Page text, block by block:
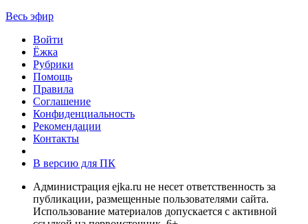
Весь эфир
Войти
Ёжка
Рубрики
Помощь
Правила
Соглашение
Конфиденциальность
Рекомендации
Контакты
В версию для ПК
Администрация ejka.ru не несет ответственность за
публикации, размещенные пользователями сайта.
Использование материалов допускается с активной